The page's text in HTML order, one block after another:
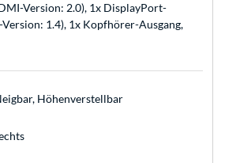
Version: 2.0), 1x DisplayPort-
1.4), 1x Kopfhörer-Ausgang,
Höhenverstellbar